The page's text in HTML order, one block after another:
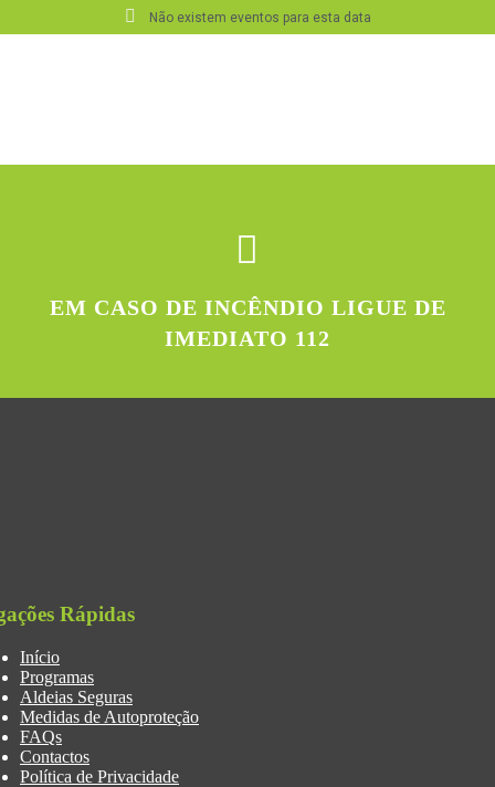
Não existem eventos para esta data
EM CASO DE INCÊNDIO LIGUE DE
IMEDIATO 112
Rápidas
Início
Programas
Aldeias Seguras
Medidas de Autoproteção
FAQs
Contactos
Política de Privacidade